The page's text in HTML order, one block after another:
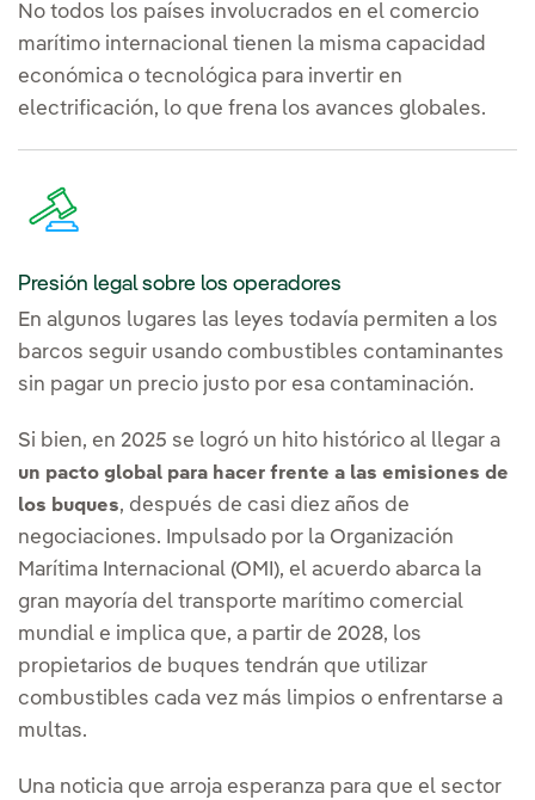
No todos los países involucrados en el comercio
marítimo internacional tienen la misma capacidad
económica o tecnológica para invertir en
electrificación, lo que frena los avances globales.
Presión legal sobre los operadores
En algunos lugares las leyes todavía permiten a los
barcos seguir usando combustibles contaminantes
sin pagar un precio justo por esa contaminación.
Si bien, en 2025 se logró un hito histórico al llegar a
un pacto global para hacer frente a las emisiones de
los buques, después de casi diez años de
negociaciones. Impulsado por la Organización
Marítima Internacional (OMI), el acuerdo abarca la
gran mayoría del transporte marítimo comercial
mundial e implica que, a partir de 2028, los
propietarios de buques tendrán que utilizar
combustibles cada vez más limpios o enfrentarse a
multas.
Una noticia que arroja esperanza para que el sector